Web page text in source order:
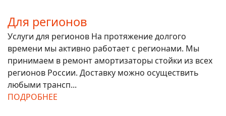
Для регионов
Услуги для регионов На протяжение долгого
времени мы активно работает с регионами. Мы
принимаем в ремонт амортизаторы стойки из всех
регионов России. Доставку можно осуществить
любыми трансп...
ПОДРОБНЕЕ